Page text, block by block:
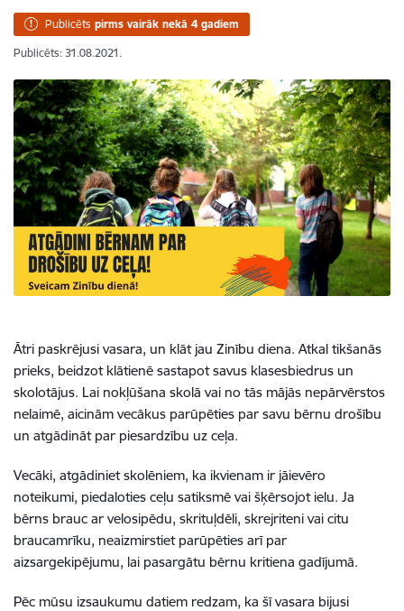
Publicēts pirms vairāk nekā 4 gadiem
Publicēts: 31.08.2021.
Ātri paskrējusi vasara, un klāt jau Zinību diena. Atkal tikšanās
prieks, beidzot klātienē sastapot savus klasesbiedrus un
skolotājus. Lai nokļūšana skolā vai no tās mājās nepārvērstos
nelaimē, aicinām vecākus parūpēties par savu bērnu drošību
un atgādināt par piesardzību uz ceļa.
Vecāki, atgādiniet skolēniem, ka ikvienam ir jāievēro
noteikumi, piedaloties ceļu satiksmē vai šķērsojot ielu. Ja
bērns brauc ar velosipēdu, skrituļdēli, skrejriteni vai citu
braucamrīku, neaizmirstiet parūpēties arī par
aizsargekipējumu, lai pasargātu bērnu kritiena gadījumā.
Pēc mūsu izsaukumu datiem redzam, ka šī vasara bijusi